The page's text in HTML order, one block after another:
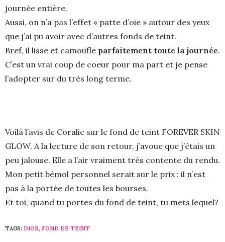
journée entière.
Aussi, on n’a pas l’effet « patte d’oie » autour des yeux
que j’ai pu avoir avec d’autres fonds de teint.
Bref, il lisse et camoufle parfaitement toute la journée.
C’est un vrai coup de coeur pour ma part et je pense
l’adopter sur du très long terme.
Voilà l’avis de Coralie sur le fond de teint FOREVER SKIN
GLOW. A la lecture de son retour, j’avoue que j’étais un
peu jalouse. Elle a l’air vraiment très contente du rendu.
Mon petit bémol personnel serait sur le prix : il n’est
pas à la portée de toutes les bourses.
Et toi, quand tu portes du fond de teint, tu mets lequel?
TAGS: DIOR, FOND DE TEINT